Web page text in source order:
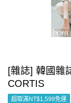
[雜誌] 韓國雜
CORTIS
超取滿NT$1,599免運